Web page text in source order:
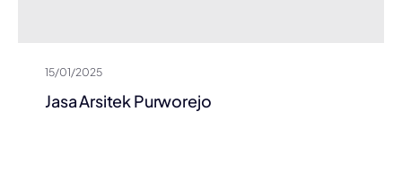
15/01/2025
Jasa Arsitek Purworejo